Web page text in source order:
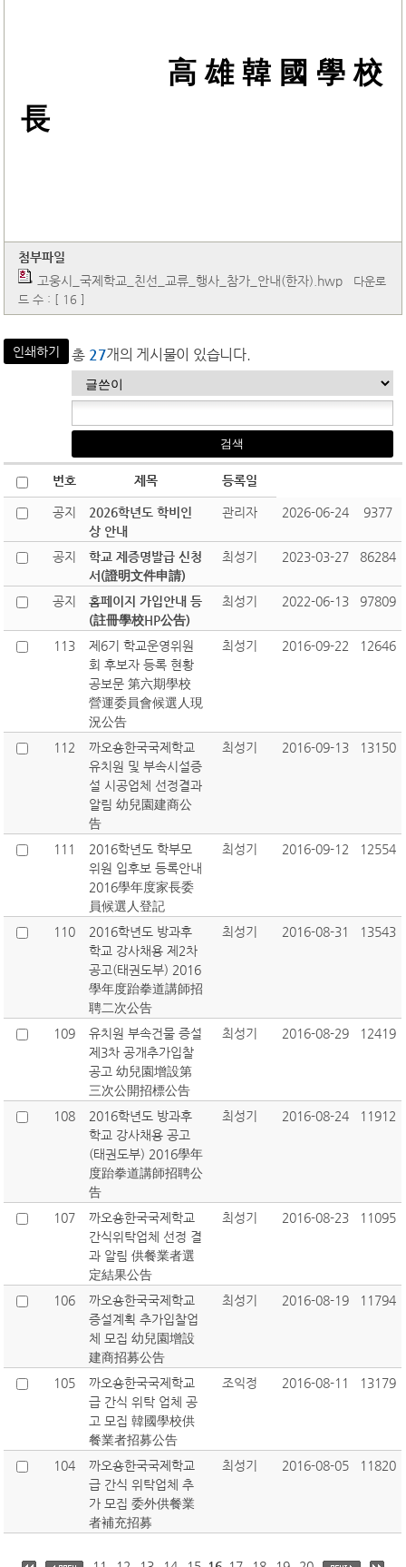
高 雄 韓 國 學 校
長
첨부파일
고웅시_국제학교_친선_교류_행사_참가_안내(한자).hwp 다운로
드 수 : [ 16 ]
인쇄하기 총 27개의 게시물이 있습니다.
번호 제목 등록일
공지
2026학년도 학비인
상 안내
관리자 2026-06-24 9377
공지
학교 제증명발급 신청
서(證明文件申請)
최성기 2023-03-27 86284
공지
홈페이지 가입안내 등
(註冊學校HP公告)
최성기 2022-06-13 97809
113
제6기 학교운영위원
회 후보자 등록 현황
공보문 第六期學校
營運委員會候選人現
況公告
최성기 2016-09-22 12646
112
까오숑한국국제학교
유치원 및 부속시설증
설 시공업체 선정결과
알림 幼兒園建商公
告
최성기 2016-09-13 13150
111
2016학년도 학부모
위원 입후보 등록안내
2016學年度家長委
員候選人登記
최성기 2016-09-12 12554
110
2016학년도 방과후
학교 강사채용 제2차
공고(태권도부) 2016
學年度跆拳道講師招
聘二次公告
최성기 2016-08-31 13543
109
유치원 부속건물 증설
제3차 공개추가입찰
공고 幼兒園增設第
三次公開招標公告
최성기 2016-08-29 12419
108
2016학년도 방과후
학교 강사채용 공고
(태권도부) 2016學年
度跆拳道講師招聘公
告
최성기 2016-08-24 11912
107
까오숑한국국제학교
간식위탁업체 선정 결
과 알림 供餐業者選
定結果公告
최성기 2016-08-23 11095
106
까오숑한국국제학교
증설계획 추가입찰업
체 모집 幼兒園增設
建商招募公告
최성기 2016-08-19 11794
105
까오숑한국국제학교
급 간식 위탁 업체 공
고 모집 韓國學校供
餐業者招募公告
조익정 2016-08-11 13179
104
까오숑한국국제학교
급 간식 위탁업체 추
가 모집 委外供餐業
者補充招募
최성기 2016-08-05 11820